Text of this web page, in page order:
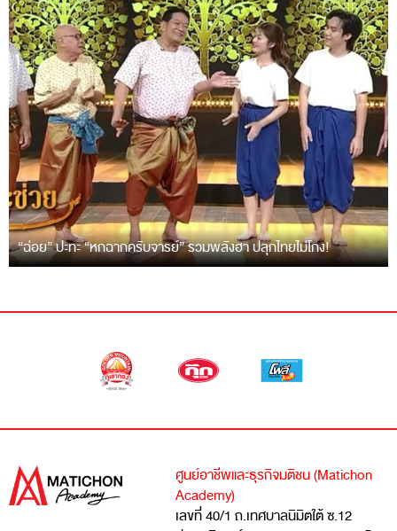
“ฉ่อย” ปะทะ “หกฉากครับจารย์” รวมพลังฮา ปลุกไทยไม่โกง!
ศูนย์อาชีพและธุรกิจมติชน (Matichon
Academy)
เลขที่ 40/1 ถ.เทศบาลนิมิตใต้ ซ.12